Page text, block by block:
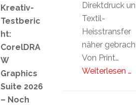
Direktdruck
Textil-
Heisstransfer
näher
Von Print…
Weiterlesen …
Kreativ-
Testberic
ht:
CorelDRA
W
Graphics
Suite 2026
– Noch